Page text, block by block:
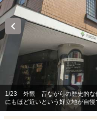
1/23
外観 昔ながらの歴史的な
にもほど近いという好立地が自慢